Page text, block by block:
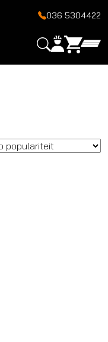
036 5304422